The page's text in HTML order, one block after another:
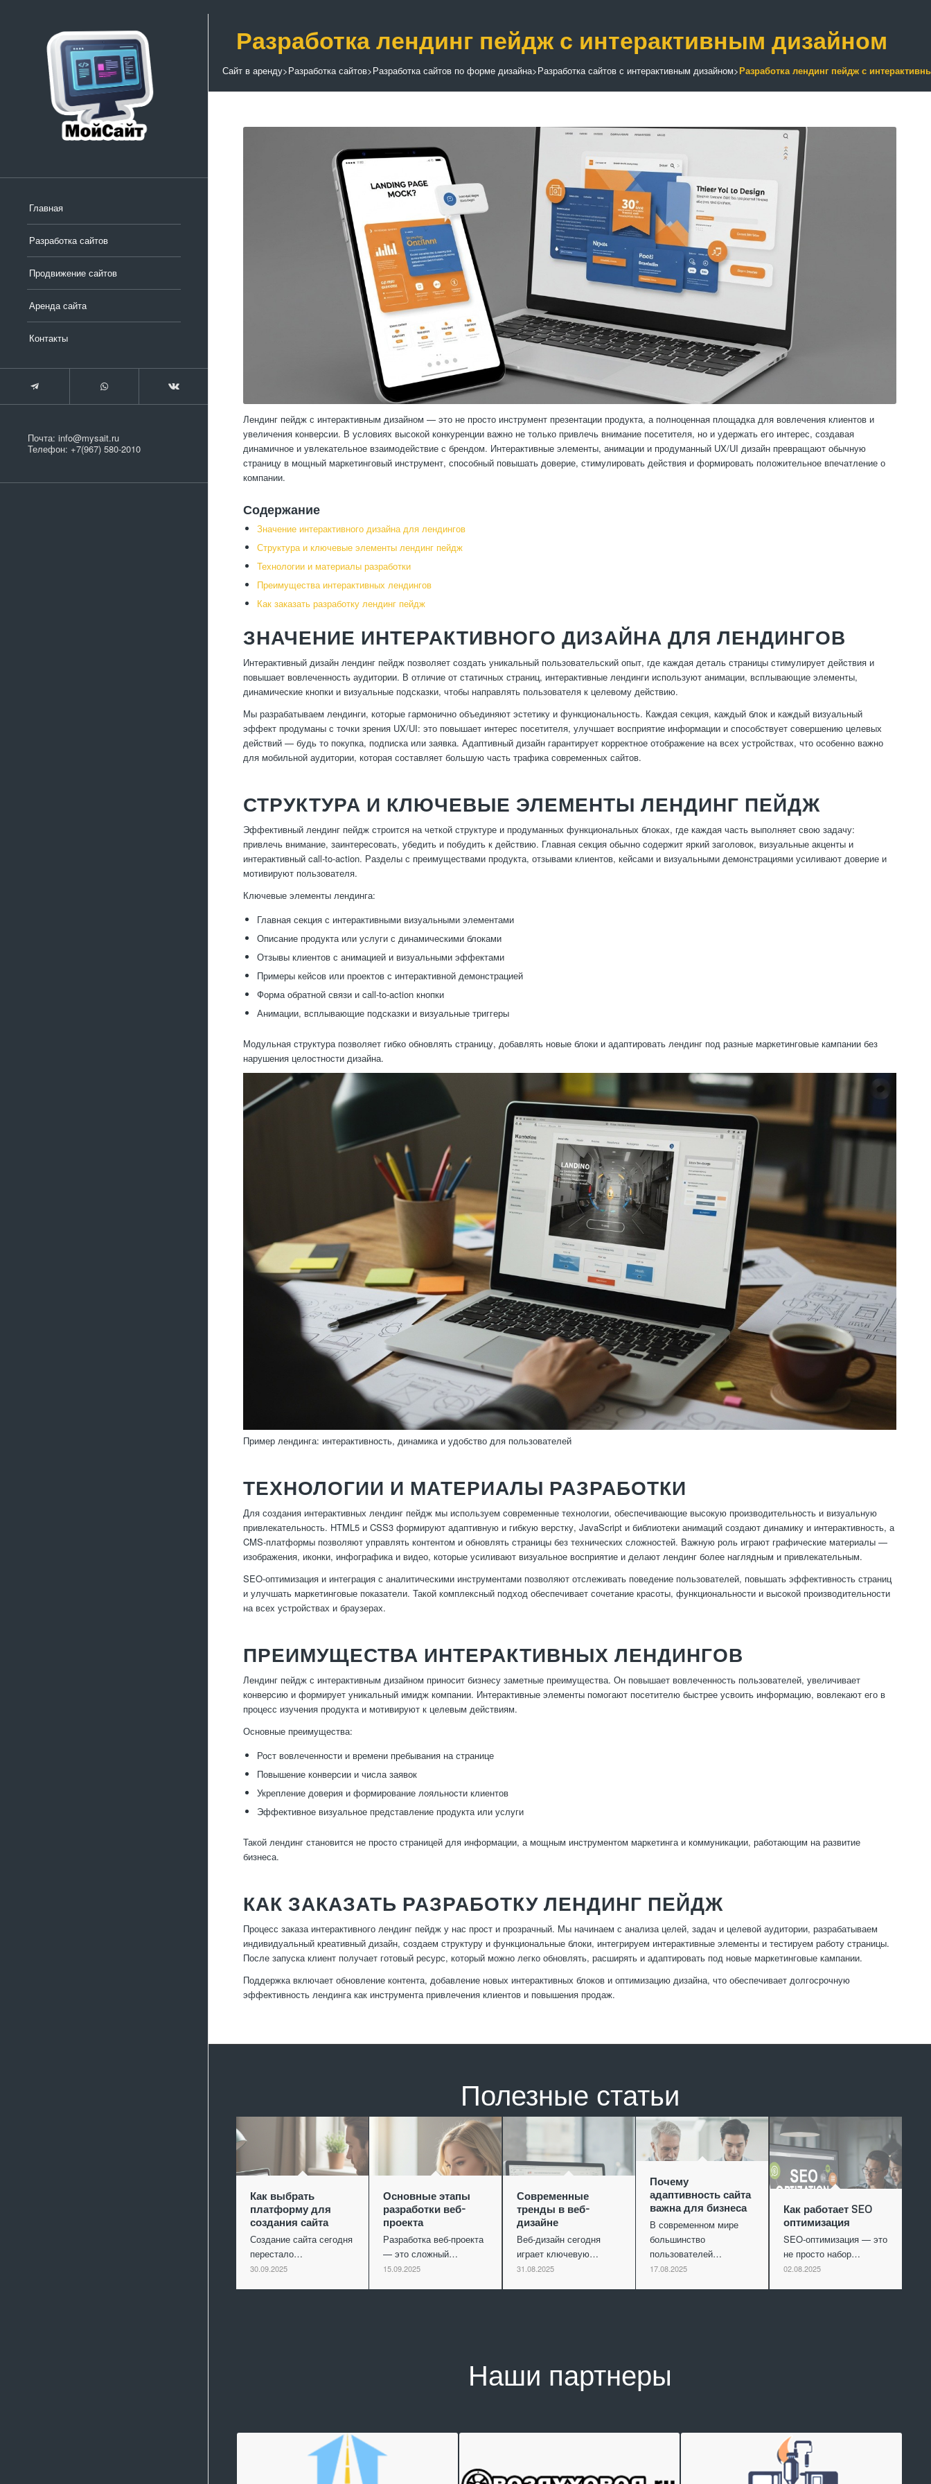
Главная
Разработка сайтов
Продвижение сайтов
Аренда сайта
Контакты
Почта: info@mysait.ru
Телефон: +7(967) 580-2010
Разработка лендинг пейдж с интерактивным дизайном
Сайт в аренду>Разработка сайтов>Разработка сайтов по форме дизайна>Разработка сайтов с интерактивным дизайном>Разработка лендинг пейдж с
Лендинг пейдж с интерактивным дизайном — это не просто инструмент презентации продукта, а полноценная площадка для вовлечения клиентов и
увеличения конверсии. В условиях высокой конкуренции важно не только привлечь внимание посетителя, но и удержать его интерес, создавая
динамичное и увлекательное взаимодействие с брендом. Интерактивные элементы, анимации и продуманный UX/UI дизайн превращают обычную
страницу в мощный маркетинговый инструмент, способный повышать доверие, стимулировать действия и формировать положительное впечатление о
компании.
Содержание
Значение интерактивного дизайна для лендингов
Структура и ключевые элементы лендинг пейдж
Технологии и материалы разработки
Преимущества интерактивных лендингов
Как заказать разработку лендинг пейдж
ЗНАЧЕНИЕ ИНТЕРАКТИВНОГО ДИЗАЙНА ДЛЯ ЛЕНДИНГОВ
Интерактивный дизайн лендинг пейдж позволяет создать уникальный пользовательский опыт, где каждая деталь страницы стимулирует действия и
повышает вовлеченность аудитории. В отличие от статичных страниц, интерактивные лендинги используют анимации, всплывающие элементы,
динамические кнопки и визуальные подсказки, чтобы направлять пользователя к целевому действию.
Мы разрабатываем лендинги, которые гармонично объединяют эстетику и функциональность. Каждая секция, каждый блок и каждый визуальный
эффект продуманы с точки зрения UX/UI: это повышает интерес посетителя, улучшает восприятие информации и способствует совершению целевых
действий — будь то покупка, подписка или заявка. Адаптивный дизайн гарантирует корректное отображение на всех устройствах, что особенно важно
для мобильной аудитории, которая составляет большую часть трафика современных сайтов.
СТРУКТУРА И КЛЮЧЕВЫЕ ЭЛЕМЕНТЫ ЛЕНДИНГ ПЕЙДЖ
Эффективный лендинг пейдж строится на четкой структуре и продуманных функциональных блоках, где каждая часть выполняет свою задачу:
привлечь внимание, заинтересовать, убедить и побудить к действию. Главная секция обычно содержит яркий заголовок, визуальные акценты и
интерактивный call-to-action. Разделы с преимуществами продукта, отзывами клиентов, кейсами и визуальными демонстрациями усиливают доверие и
мотивируют пользователя.
Ключевые элементы лендинга:
Главная секция с интерактивными визуальными элементами
Описание продукта или услуги с динамическими блоками
Отзывы клиентов с анимацией и визуальными эффектами
Примеры кейсов или проектов с интерактивной демонстрацией
Форма обратной связи и call-to-action кнопки
Анимации, всплывающие подсказки и визуальные триггеры
Модульная структура позволяет гибко обновлять страницу, добавлять новые блоки и адаптировать лендинг под разные маркетинговые кампании без
нарушения целостности дизайна.
Пример лендинга: интерактивность, динамика и удобство для пользователей
ТЕХНОЛОГИИ И МАТЕРИАЛЫ РАЗРАБОТКИ
Для создания интерактивных лендинг пейдж мы используем современные технологии, обеспечивающие высокую производительность и визуальную
привлекательность. HTML5 и CSS3 формируют адаптивную и гибкую верстку, JavaScript и библиотеки анимаций создают динамику и интерактивность, а
CMS-платформы позволяют управлять контентом и обновлять страницы без технических сложностей. Важную роль играют графические материалы —
изображения, иконки, инфографика и видео, которые усиливают визуальное восприятие и делают лендинг более наглядным и привлекательным.
SEO-оптимизация и интеграция с аналитическими инструментами позволяют отслеживать поведение пользователей, повышать эффективность страниц
и улучшать маркетинговые показатели. Такой комплексный подход обеспечивает сочетание красоты, функциональности и высокой производительности
на всех устройствах и браузерах.
ПРЕИМУЩЕСТВА ИНТЕРАКТИВНЫХ ЛЕНДИНГОВ
Лендинг пейдж с интерактивным дизайном приносит бизнесу заметные преимущества. Он повышает вовлеченность пользователей, увеличивает
конверсию и формирует уникальный имидж компании. Интерактивные элементы помогают посетителю быстрее усвоить информацию, вовлекают его в
процесс изучения продукта и мотивируют к целевым действиям.
Основные преимущества:
Рост вовлеченности и времени пребывания на странице
Повышение конверсии и числа заявок
Укрепление доверия и формирование лояльности клиентов
Эффективное визуальное представление продукта или услуги
Такой лендинг становится не просто страницей для информации, а мощным инструментом маркетинга и коммуникации, работающим на развитие
бизнеса.
КАК ЗАКАЗАТЬ РАЗРАБОТКУ ЛЕНДИНГ ПЕЙДЖ
Процесс заказа интерактивного лендинг пейдж у нас прост и прозрачный. Мы начинаем с анализа целей, задач и целевой аудитории, разрабатываем
индивидуальный креативный дизайн, создаем структуру и функциональные блоки, интегрируем интерактивные элементы и тестируем работу страницы.
После запуска клиент получает готовый ресурс, который можно легко обновлять, расширять и адаптировать под новые маркетинговые кампании.
Поддержка включает обновление контента, добавление новых интерактивных блоков и оптимизацию дизайна, что обеспечивает долгосрочную
эффективность лендинга как инструмента привлечения клиентов и повышения продаж.
Полезные статьи
Как выбрать
платформу для
создания сайта
Создание сайта сегодня
перестало…
30.09.2025
Основные этапы
разработки веб-
проекта
Разработка веб-проекта
— это сложный…
15.09.2025
Современные
тренды в веб-
дизайне
Веб-дизайн сегодня
играет ключевую…
31.08.2025
Почему
адаптивность сайта
важна для бизнеса
В современном мире
большинство
пользователей…
17.08.2025
Как работает SEO
оптимизация
SEO-оптимизация — это
не просто набор…
02.08.2025
Наши партнеры